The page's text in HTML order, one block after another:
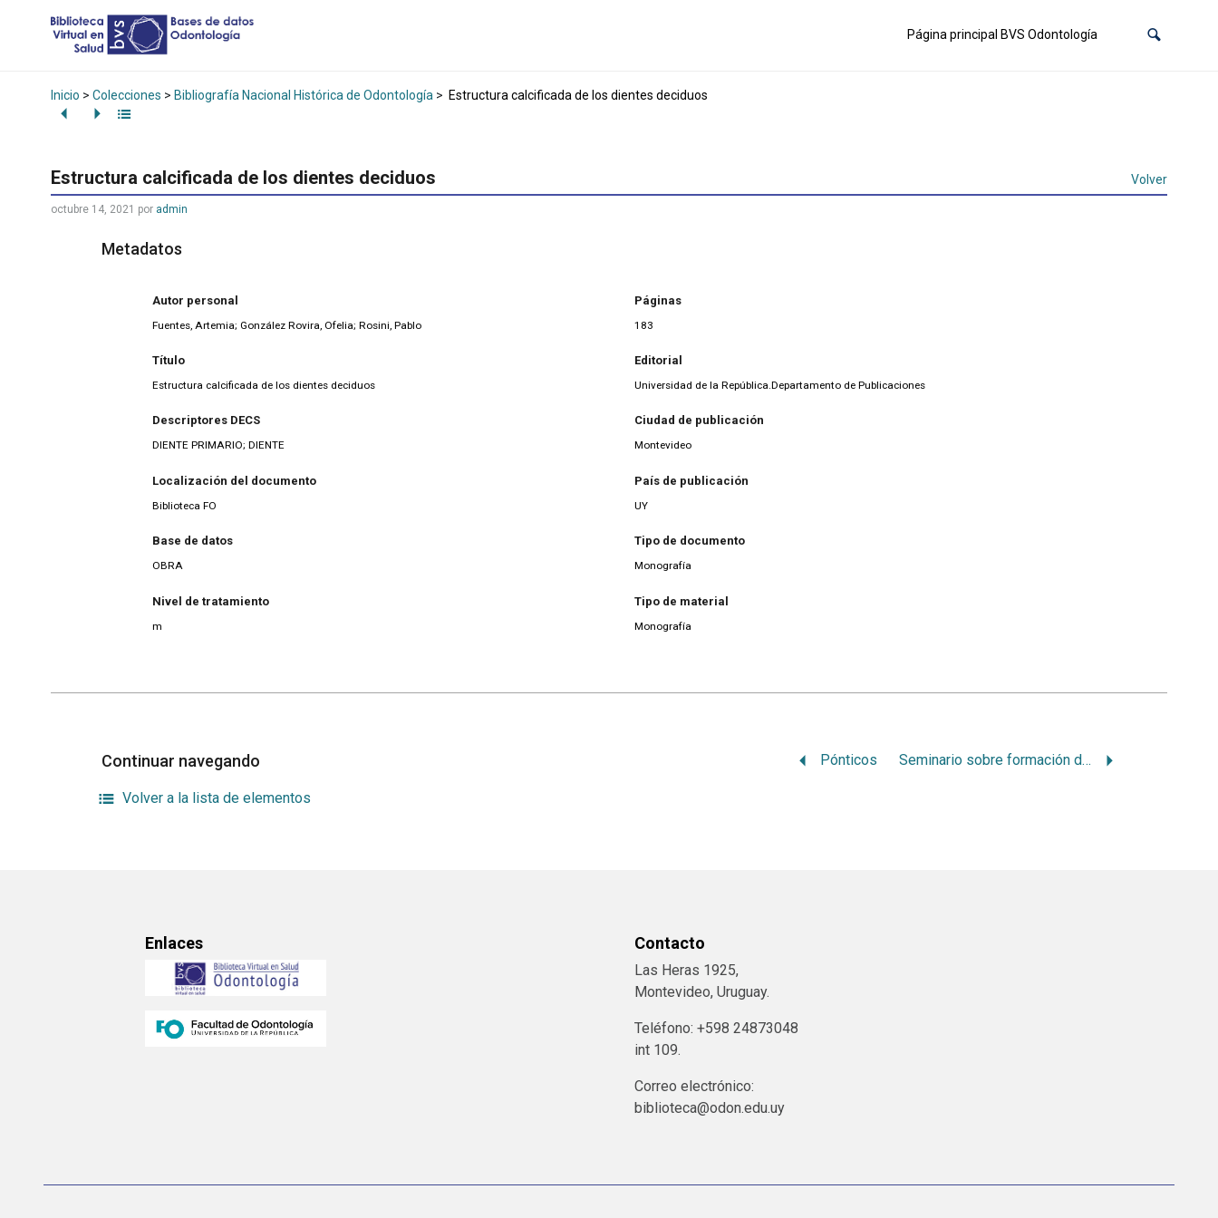
Página principal BVS Odontología
Inicio > Colecciones > Bibliografía Nacional Histórica de Odontología > Estructura calcificada de los dientes deciduos
Estructura calcificada de los dientes deciduos Volver
octubre 14, 2021 por admin
Metadatos
Autor personal
Fuentes, Artemia; González Rovira, Ofelia; Rosini, Pablo
Título
Estructura calcificada de los dientes deciduos
Descriptores DECS
DIENTE PRIMARIO; DIENTE
Localización del documento
Biblioteca FO
Base de datos
OBRA
Nivel de tratamiento
m
Páginas
183
Editorial
Universidad de la República.Departamento de Publicaciones
Ciudad de publicación
Montevideo
País de publicación
UY
Tipo de documento
Monografía
Tipo de material
Monografía
Continuar navegando Pónticos Seminario sobre formación del odontólogo como cirujano bucomaxilofacial (1988 dic. 2-3:Punta del Este)
Volver a la lista de elementos
Enlaces Contacto
Las Heras 1925,
Montevideo, Uruguay.
Teléfono: +598 24873048
int 109.
Correo electrónico:
biblioteca@odon.edu.uy